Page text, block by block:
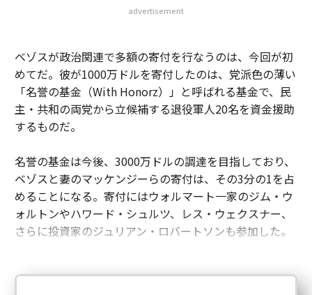
advertisement
ベゾスが政治関連で多額の寄付を行なうのは、今回が初
めてだ。彼が1000万ドルを寄付したのは、党派色の薄い
「名誉の基金（With Honorz）」と呼ばれる基金で、民
主・共和の両党から立候補する退役軍人20名を資金援助
するものだ。
名誉の基金は今後、3000万ドルの調達を目指しており、
ベゾスと妻のマッケンジーらの寄付は、その3分の1を占
めることになる。寄付にはウォルマート一家のジム・ウ
ォルトンやハワード・シュルツ、レス・ウェクスナー、
さらに投資家のジュリアン・ロバートソンも参加した。